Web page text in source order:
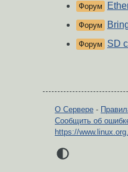
Форум
Форум
Форум SD
О Сервере -
Сообщить об
https://